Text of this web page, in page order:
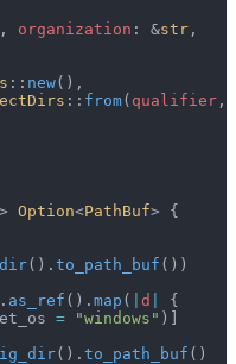
, organization : &str
:: new(),
:: from( qualifier
Option<PathBuf> {
(). to_path_buf ())
as_ref (). map ( d
{
= "windows" )]
(). to_path_buf ()